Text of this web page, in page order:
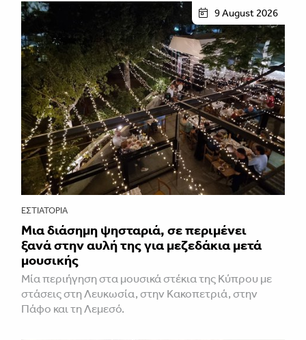
9 August 2026
ΕΣΤΙΑΤΌΡΙΑ
Μια διάσημη ψησταριά, σε περιμένει
ξανά στην αυλή της για μεζεδάκια μετά
μουσικής
Μία περιήγηση στα μουσικά στέκια της Κύπρου με
στάσεις στη Λευκωσία, στην Κακοπετριά, στην
Πάφο και τη Λεμεσό.